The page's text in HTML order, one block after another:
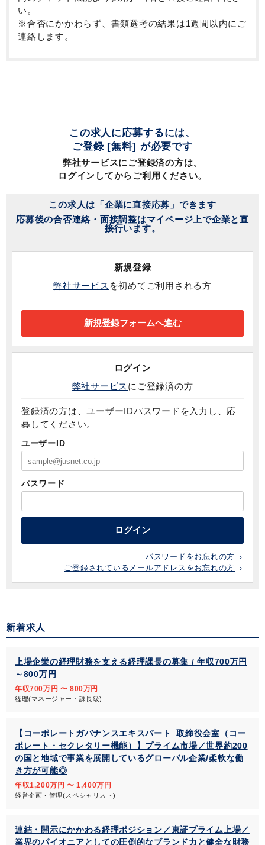
い。
※合否にかかわらず、書類選考の結果は1週間以内にご
連絡します。
この求人に応募するには、
ご登録 [無料] が必要です
弊社サービスにご登録済の方は、
ログインしてからご利用ください。
この求人は「企業に直接応募」できます
応募後の合否連絡・面接調整はマイページ上で企業と直
接行います。
新規登録
弊社サービス を初めてご利用される方
ログイン
弊社サービス にご登録済の方
登録済の方は、ユーザーIDパスワードを入力し、応
募してください。
ユーザーID
パスワード
ログイン
パスワードをお忘れの方
ご登録されているメールアドレスをお忘れの方
新着求人
上場企業の経理財務を支える経理課長の募集 / 年収700万円
～800万円
年収700万円 〜 800万円
経理(マネージャー・課長級)
【コーポレートガバナンスエキスパート_取締役会室（コー
ポレート・セクレタリー機能）】プライム市場／世界約200
の国と地域で事業を展開しているグローバル企業/柔軟な働
き方が可能◎
年収1,200万円 〜 1,400万円
経営企画・管理(スペシャリスト)
連結・開示にかかわる経理ポジション／東証プライム上場／
業界のパイオニアとしての圧倒的なブランド力と健全な財務